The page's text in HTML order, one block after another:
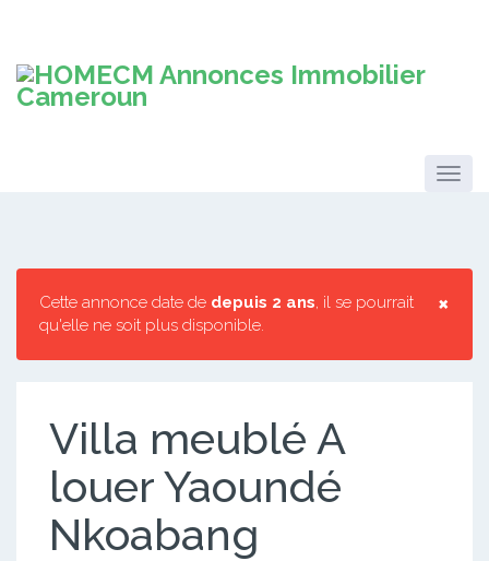
×
Cette annonce date de depuis 2 ans, il se pourrait
qu'elle ne soit plus disponible.
Villa meublé A
louer Yaoundé
Nkoabang